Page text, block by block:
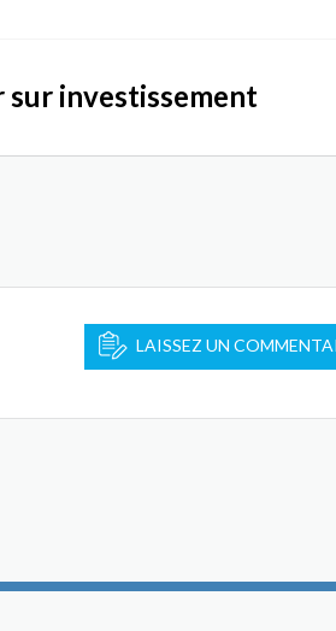
sur investissement
LAISSEZ UN